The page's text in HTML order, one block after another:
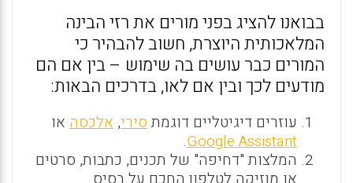
בבואנו להציג בפני מורים את רזי הבינה
המלאכותית היוצרת, חשוב להבהיר כי
המורים כבר עושים בה שימוש – בין אם הם
מודעים לכך ובין אם לאו, בדרכים הבאות:
עוזרים דיגיטליים דוגמתסירי, אלכסה או
Google Assistant
.
המלצות "דחיפה" של תכנים, כתבות, סרטים